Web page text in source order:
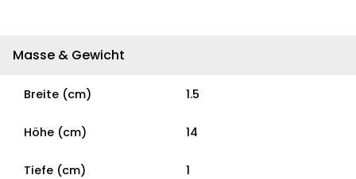
Masse & Gewicht
Breite (cm) 1.5
Höhe (cm) 14
Tiefe (cm) 1